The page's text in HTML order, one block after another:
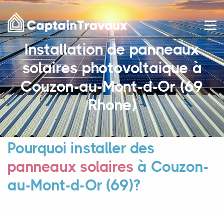
Installation de panneaux
solaires photovoltaique à
Couzon-au-Mont-d-Or (69
Rhone)
Pourquoi installer des
panneaux solaires à Couzon-
au-Mont-d-Or (69)?